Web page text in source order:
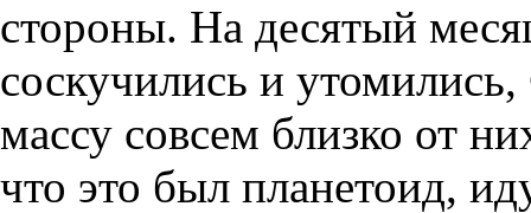
стороны. На десятый
соскучились и
массу совсем близко от
что это был планетоид,